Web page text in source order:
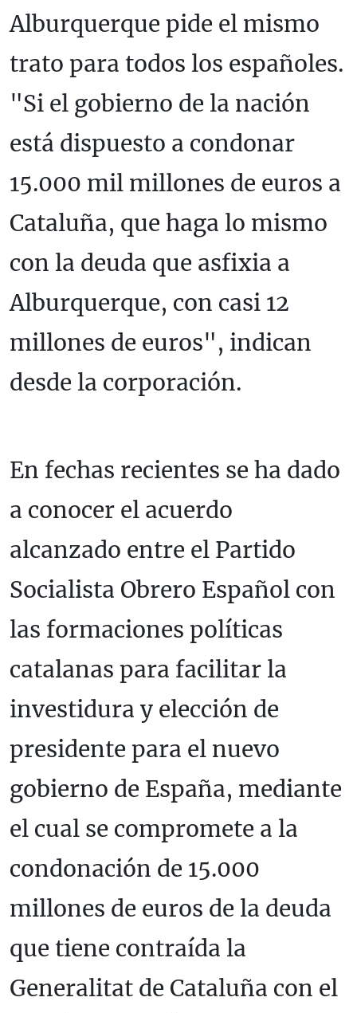
Alburquerque pide el mismo
trato para todos los españoles.
"Si el gobierno de la nación
está dispuesto a condonar
15.000 mil millones de euros a
Cataluña, que haga lo mismo
con la deuda que asfixia a
Alburquerque, con casi 12
millones de euros", indican
desde la corporación.
En fechas recientes se ha dado
a conocer el acuerdo
alcanzado entre el Partido
Socialista Obrero Español con
las formaciones políticas
catalanas para facilitar la
investidura y elección de
presidente para el nuevo
gobierno de España, mediante
el cual se compromete a la
condonación de 15.000
millones de euros de la deuda
que tiene contraída la
Generalitat de Cataluña con el